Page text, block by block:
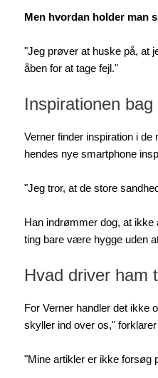
Men hvordan holder man
"Jeg prøver at huske på, at
åben for at tage fejl."
Inspirationen bag
Verner finder inspiration i
hendes nye smartphone
"Jeg tror, at de store
Han indrømmer dog, at ikke
ting bare være hygge uden
Hvad driver ham
For Verner handler det ikke
skyller ind over os," forklarer
"Mine artikler er ikke forsøg